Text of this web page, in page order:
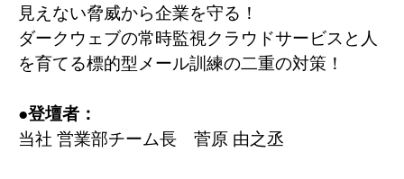
見えない脅威から企業を守る！
ダークウェブの常時監視クラウドサービスと人
を育てる標的型メール訓練の二重の対策！
●登壇者：
当社 営業部チーム長 菅原 由之丞